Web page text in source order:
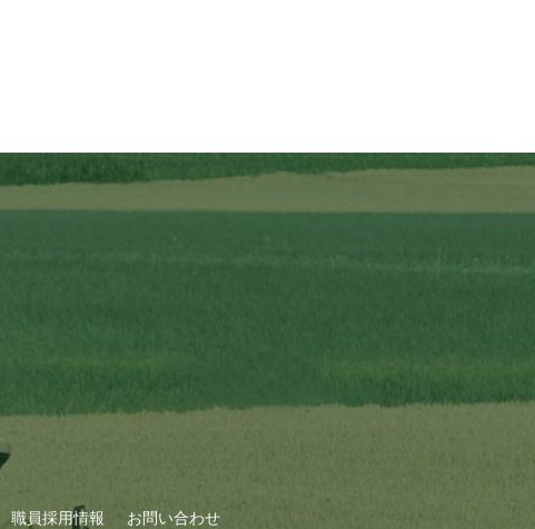
職員採用情報
お問い合わせ